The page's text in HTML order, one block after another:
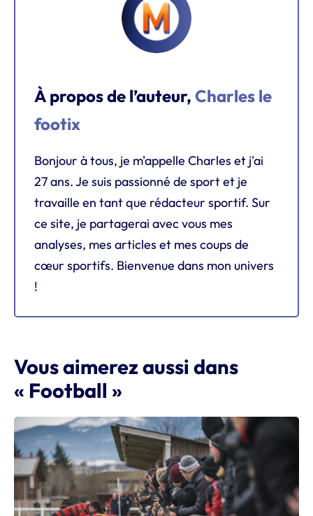
À propos de l’auteur, Charles le
footix
Bonjour à tous, je m'appelle Charles et j'ai
27 ans. Je suis passionné de sport et je
travaille en tant que rédacteur sportif. Sur
ce site, je partagerai avec vous mes
analyses, mes articles et mes coups de
cœur sportifs. Bienvenue dans mon univers
!
Vous aimerez aussi dans
« Football »